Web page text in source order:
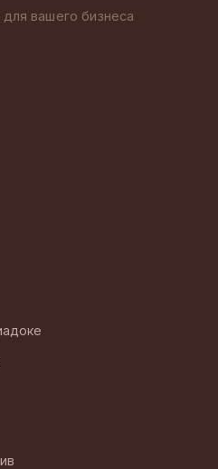
вашего бизнеса